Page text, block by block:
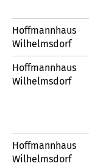
Hoffmannhaus
Wilhelmsdorf
Hoffmannhaus
Wilhelmsdorf
Hoffmannhaus
Wilhelmsdorf